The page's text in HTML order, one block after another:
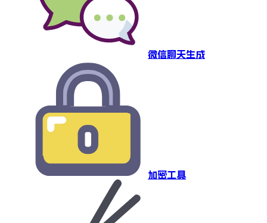
微信聊天生成
加密工具